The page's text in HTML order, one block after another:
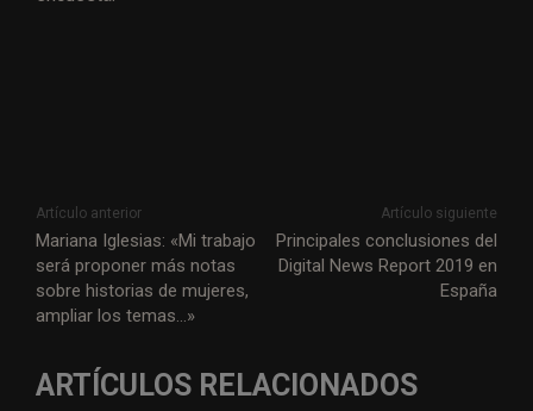
Artículo anterior
Mariana Iglesias: «Mi trabajo
será proponer más notas
sobre historias de mujeres,
ampliar los temas…»
Artículo siguiente
Principales conclusiones del
Digital News Report 2019 en
España
ARTÍCULOS RELACIONADOS